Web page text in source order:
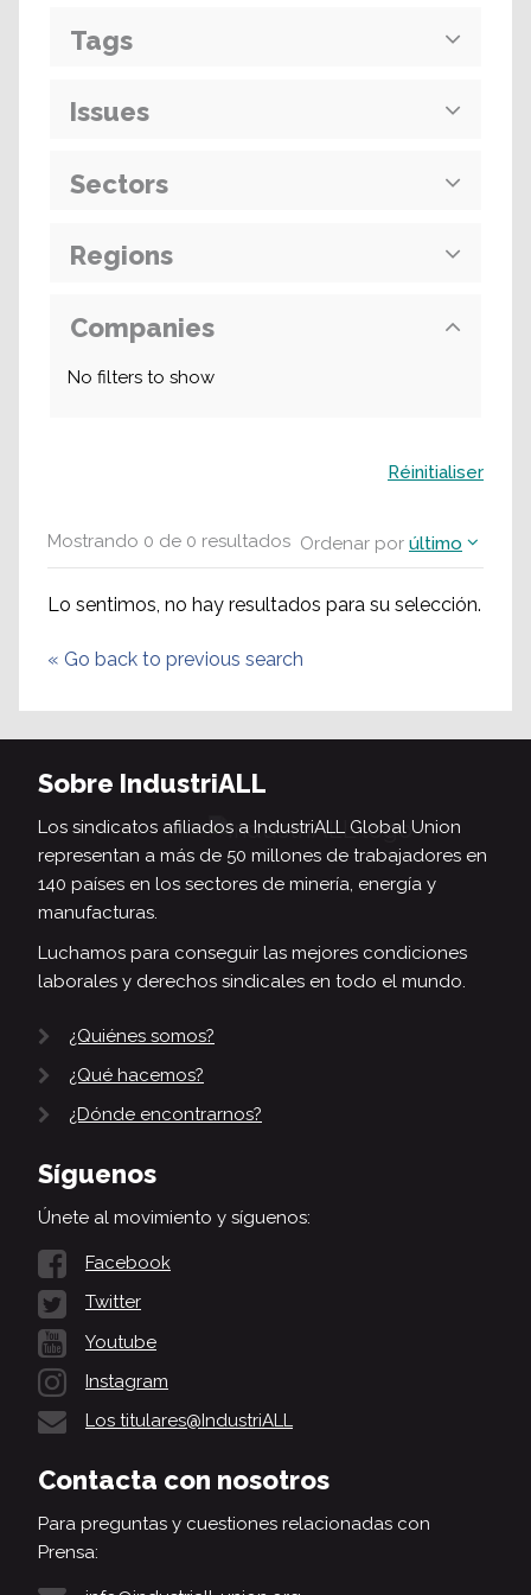
Mostrando 0 de 0 resultados Ordenar por último
Lo sentimos, no hay resultados para su selección.
« Go back to previous search
Tags
Issues
Sectors
Regions
Companies
No filters to show
Réinitialiser
Sobre IndustriALL
Los sindicatos afiliados a IndustriALL Global Union
representan a más de 50 millones de trabajadores en
140 países en los sectores de minería, energía y
manufacturas.
Luchamos para conseguir las mejores condiciones
laborales y derechos sindicales en todo el mundo.
¿Quiénes somos?
¿Qué hacemos?
¿Dónde encontrarnos?
Síguenos
Únete al movimiento y síguenos:
Facebook
Twitter
Youtube
Instagram
Los titulares@IndustriALL
Contacta con nosotros
Para preguntas y cuestiones relacionadas con
Prensa: